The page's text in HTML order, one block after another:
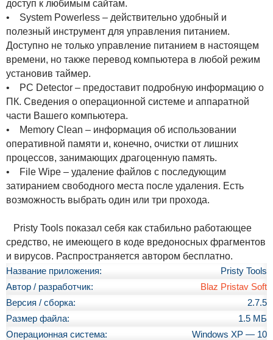
доступ к любимым сайтам.
• System Powerless – действительно удобный и
полезный инструмент для управления питанием.
Доступно не только управление питанием в настоящем
времени, но также перевод компьютера в любой режим
установив таймер.
• PC Detector – предоставит подробную информацию о
ПК. Сведения о операционной системе и аппаратной
части Вашего компьютера.
• Memory Clean – информация об использовании
оперативной памяти и, конечно, очистки от лишних
процессов, занимающих драгоценную память.
• File Wipe – удаление файлов с последующим
затиранием свободного места после удаления. Есть
возможность выбрать один или три прохода.
Pristy Tools показал себя как стабильно работающее
средство, не имеющего в коде вредоносных фрагментов
и вирусов. Распространяется автором бесплатно.
Название приложения:
Pristy Tools
Автор / разработчик:
Blaz Pristav Soft
Версия / сборка:
2.7.5
Размер файла:
1.5 МБ
Операционная система:
Windows XP — 10